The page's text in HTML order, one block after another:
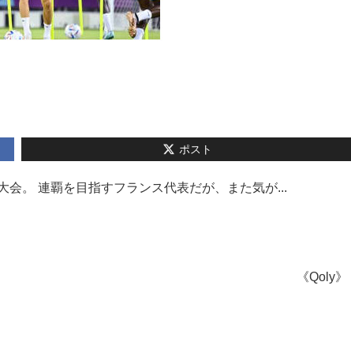
ポスト
会。 連覇を目指すフランス代表だが、また気が...
《Qoly》